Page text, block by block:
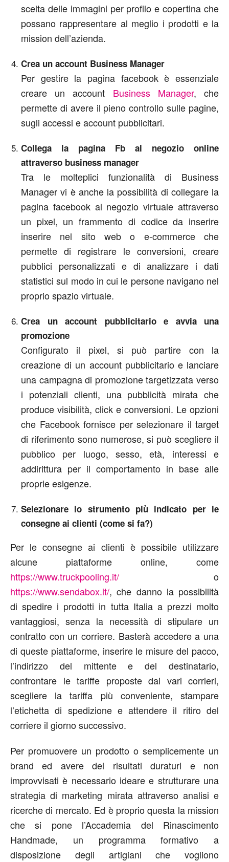
scelta delle immagini per profilo e copertina che
possano rappresentare al meglio i prodotti e la
mission dell’azienda.
Crea un account Business Manager
Per gestire la pagina facebook è essenziale
creare un account Business Manager, che
permette di avere il pieno controllo sulle pagine,
sugli accessi e account pubblicitari.
Collega la pagina Fb al negozio online
attraverso business manager
Tra le molteplici funzionalità di Business
Manager vi è anche la possibilità di collegare la
pagina facebook al negozio virtuale attraverso
un pixel, un frammento di codice da inserire
inserire nel sito web o e-commerce che
permette di registrare le conversioni, creare
pubblici personalizzati e di analizzare i dati
statistici sul modo in cui le persone navigano nel
proprio spazio virtuale.
Crea un account pubblicitario e avvia una
promozione
Configurato il pixel, si può partire con la
creazione di un account pubblicitario e lanciare
una campagna di promozione targetizzata verso
i potenziali clienti, una pubblicità mirata che
produce visibilità, click e conversioni. Le opzioni
che Facebook fornisce per selezionare il target
di riferimento sono numerose, si può scegliere il
pubblico per luogo, sesso, età, interessi e
addirittura per il comportamento in base alle
proprie esigenze.
Selezionare lo strumento più indicato per le
consegne ai clienti (come si fa?)
Per le consegne ai clienti è possibile utilizzare
alcune piattaforme online, come
https://www.truckpooling.it/ o
https://www.sendabox.it/, che danno la possibilità
di spedire i prodotti in tutta Italia a prezzi molto
vantaggiosi, senza la necessità di stipulare un
contratto con un corriere. Basterà accedere a una
di queste piattaforme, inserire le misure del pacco,
l’indirizzo del mittente e del destinatario,
confrontare le tariffe proposte dai vari corrieri,
scegliere la tariffa più conveniente, stampare
l’etichetta di spedizione e attendere il ritiro del
corriere il giorno successivo.
Per promuovere un prodotto o semplicemente un
brand ed avere dei risultati duraturi e non
improvvisati è necessario ideare e strutturare una
strategia di marketing mirata attraverso analisi e
ricerche di mercato. Ed è proprio questa la mission
che si pone l’Accademia del Rinascimento
Handmade, un programma formativo a
disposizione degli artigiani che vogliono